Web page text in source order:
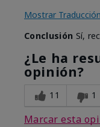
Mostrar Traducción
Conclusión Sí,
¿Le ha
opinión?
11 1
Marcar esta